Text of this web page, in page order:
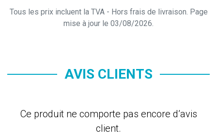
Tous les prix incluent la TVA - Hors frais de livraison. Page
mise à jour le 03/08/2026.
AVIS CLIENTS
Ce produit ne comporte pas encore d’avis
client.